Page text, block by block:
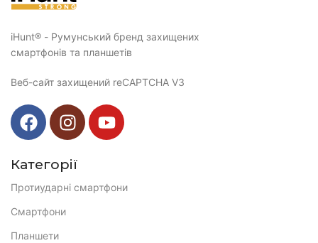
iHunt® - Румунський бренд захищених
смартфонів та планшетів
Веб-сайт захищений reCAPTCHA V3
Категорії
Протиударні смартфони
Смартфони
Планшети